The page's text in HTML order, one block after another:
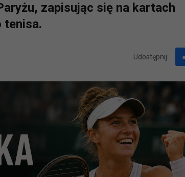
zapisując się na kartach
tenisa.
Udostępnij